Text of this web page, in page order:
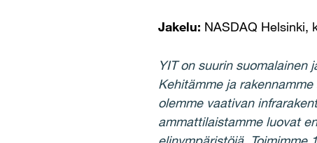
Jakelu: NASDAQ Helsinki,
YIT on suurin suomalainen
Kehitämme ja
olemme vaativan
ammattilaistamme luovat